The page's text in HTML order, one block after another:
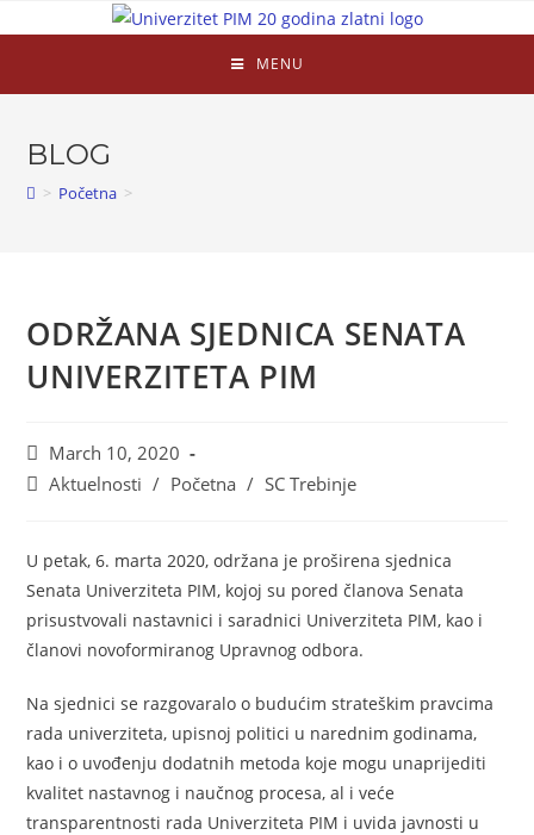
MENU
BLOG
> Početna >
ODRŽANA SJEDNICA SENATA
UNIVERZITETA PIM
March 10, 2020
Aktuelnosti / Početna / SC Trebinje
U petak, 6. marta 2020, održana je proširena sjednica
Senata Univerziteta PIM, kojoj su pored članova Senata
prisustvovali nastavnici i saradnici Univerziteta PIM, kao i
članovi novoformiranog Upravnog odbora.
Na sjednici se razgovaralo o budućim strateškim pravcima
rada univerziteta, upisnoj politici u narednim godinama,
kao i o uvođenju dodatnih metoda koje mogu unaprijediti
kvalitet nastavnog i naučnog procesa, al i veće
transparentnosti rada Univerziteta PIM i uvida javnosti u